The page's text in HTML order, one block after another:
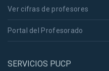
Ver cifras de profesores
Portal del Profesorado
SERVICIOS PUCP